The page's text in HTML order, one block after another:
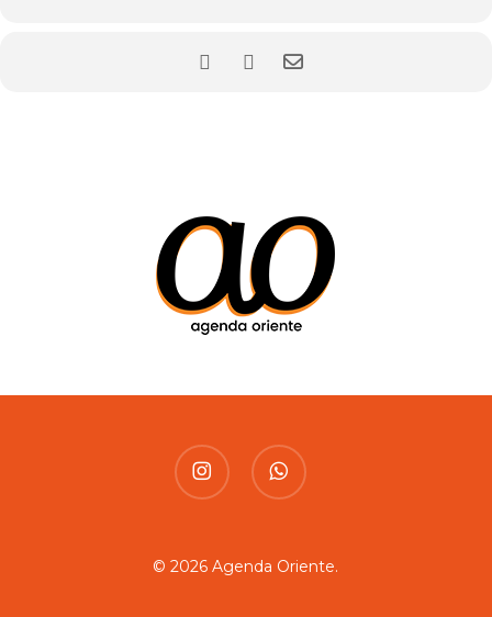
instagram whatsapp
© 2026 Agenda Oriente.